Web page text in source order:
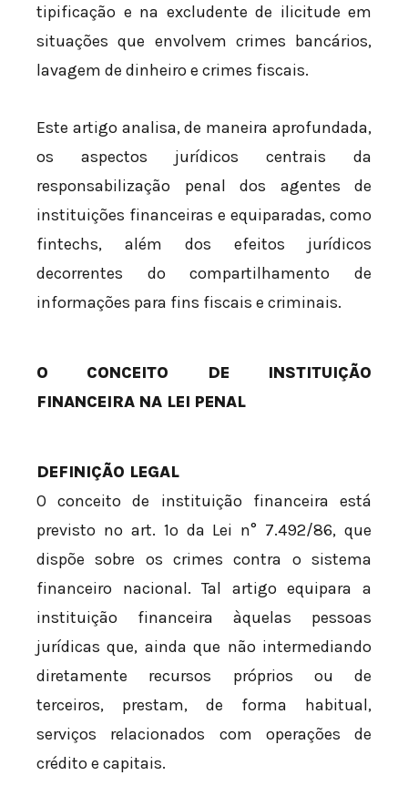
tipificação e na excludente de ilicitude em
situações que envolvem crimes bancários,
lavagem de dinheiro e crimes fiscais.
Este artigo analisa, de maneira aprofundada,
os aspectos jurídicos centrais da
responsabilização penal dos agentes de
instituições financeiras e equiparadas, como
fintechs, além dos efeitos jurídicos
decorrentes do compartilhamento de
informações para fins fiscais e criminais.
O CONCEITO DE INSTITUIÇÃO
FINANCEIRA NA LEI PENAL
DEFINIÇÃO LEGAL
O conceito de instituição financeira está
previsto no art. 1º da Lei n° 7.492/86, que
dispõe sobre os crimes contra o sistema
financeiro nacional. Tal artigo equipara a
instituição financeira àquelas pessoas
jurídicas que, ainda que não intermediando
diretamente recursos próprios ou de
terceiros, prestam, de forma habitual,
serviços relacionados com operações de
crédito e capitais.